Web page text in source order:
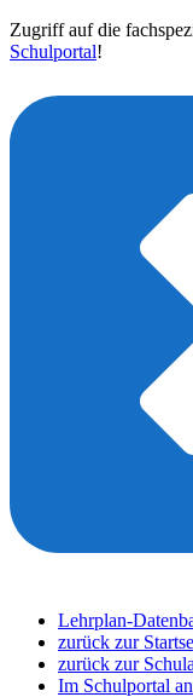
Zugriff auf die
Schulportal!
Lehrplan-
zurück zur
zurück zur
Im Schulportal